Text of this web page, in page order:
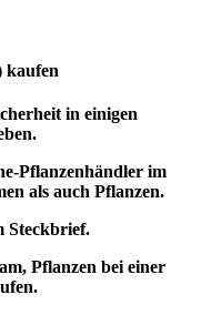
kaufen
in einigen
Pflanzenhändler im
als auch Pflanzen.
Steckbrief.
Pflanzen bei einer